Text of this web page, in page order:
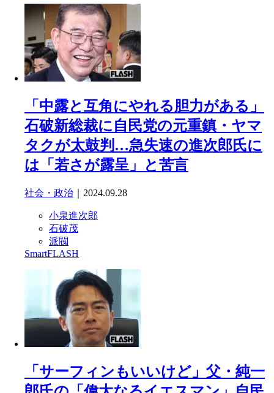
「中露と互角にやれる胆力がある」
石破新総裁に自民党の元重鎮・ヤマ
タクが太鼓判…急失速の進次郎氏に
は「若さが露呈」と苦言
社会・政治 ｜2024.09.28
小泉進次郎
石破茂
派閥
SmartFLASH
「サーフィンもいいけど」父・純一